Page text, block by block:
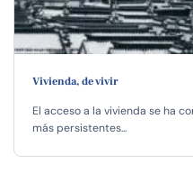
Vivienda, de vivir
El acceso a la vivienda se ha
más persistentes...